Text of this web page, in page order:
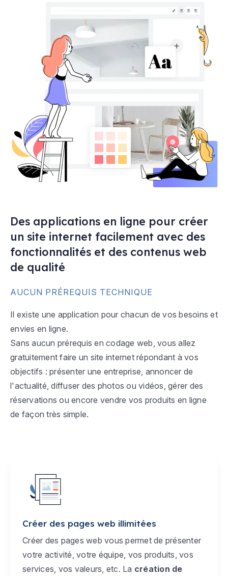
Des applications en ligne pour créer
un site internet facilement avec des
fonctionnalités et des contenus web
de qualité
AUCUN PRÉREQUIS TECHNIQUE
Il existe une application pour chacun de vos besoins et
envies en ligne.
Sans aucun prérequis en codage web, vous allez
gratuitement faire un site internet répondant à vos
objectifs : présenter une entreprise, annoncer de
l'actualité, diffuser des photos ou vidéos, gérer des
réservations ou encore vendre vos produits en ligne
de façon très simple.
Créer des pages web illimitées
Créer des pages web vous permet de présenter
votre activité, votre équipe, vos produits, vos
services, vos valeurs, etc. La création de